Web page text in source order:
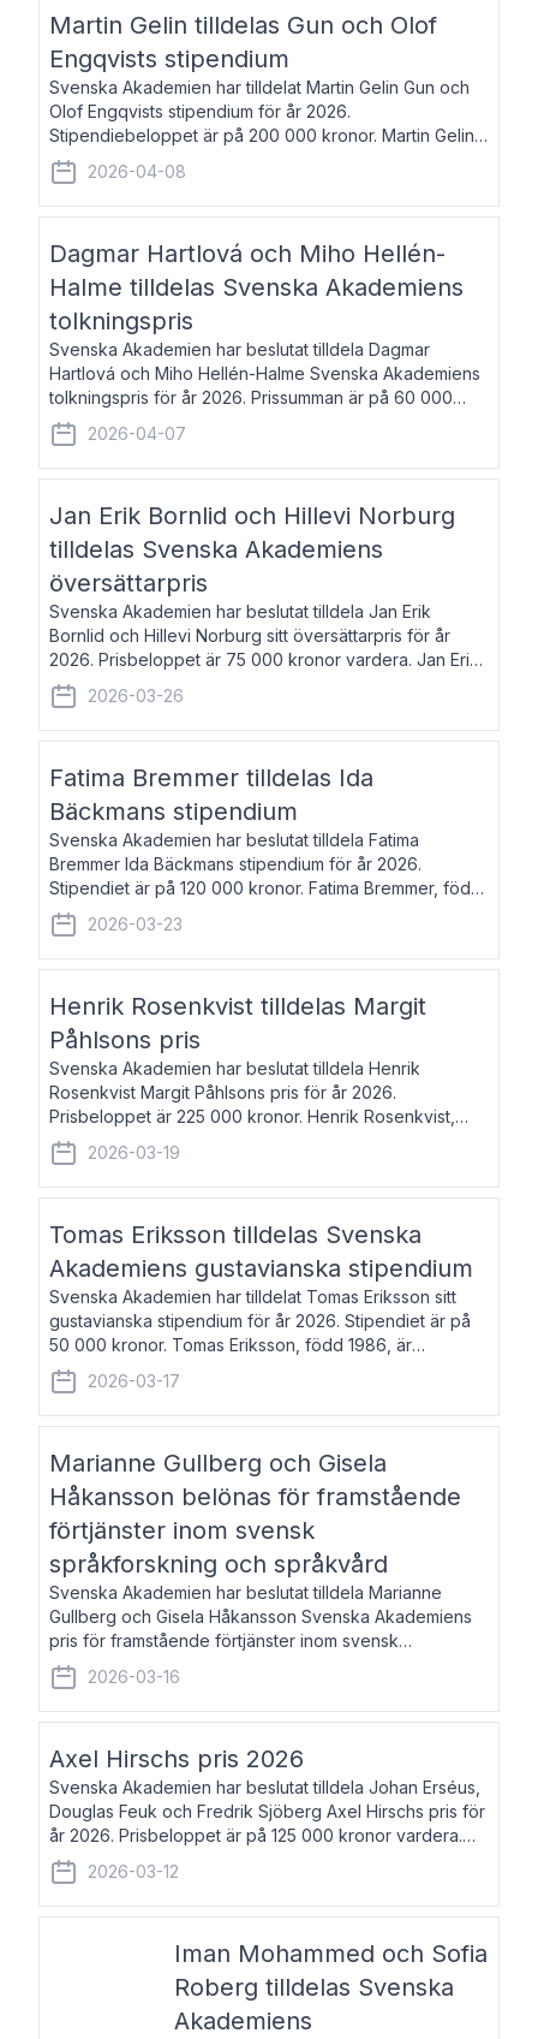
Martin Gelin tilldelas Gun och Olof
Engqvists stipendium
Svenska Akademien har tilldelat Martin Gelin Gun och
Olof Engqvists stipendium för år 2026.
Stipendiebeloppet är på 200 000 kronor. Martin Gelin,
född 1978, är journalist och författare. Han lever
numera i Paris men var under många år bosat
2026-04-08
Dagmar Hartlová och Miho Hellén-
Halme tilldelas Svenska Akademiens
tolkningspris
Svenska Akademien har beslutat tilldela Dagmar
Hartlová och Miho Hellén-Halme Svenska Akademiens
tolkningspris för år 2026. Prissumman är på 60 000
kronor var. Dagmar Hartlová, född 1951, översätter
huvudsakligen från svenska till tjeckiska
2026-04-07
Jan Erik Bornlid och Hillevi Norburg
tilldelas Svenska Akademiens
översättarpris
Svenska Akademien har beslutat tilldela Jan Erik
Bornlid och Hillevi Norburg sitt översättarpris för år
2026. Prisbeloppet är 75 000 kronor vardera. Jan Erik
Bornlid, född 1947, är översättare från tyska. Han är
främst känd för sina översät
2026-03-26
Fatima Bremmer tilldelas Ida
Bäckmans stipendium
Svenska Akademien har beslutat tilldela Fatima
Bremmer Ida Bäckmans stipendium för år 2026.
Stipendiet är på 120 000 kronor. Fatima Bremmer, född
1977, är journalist och författare. Hon utkom i fjol med
boken Ligan. Klarakvarterens blodsyst
2026-03-23
Henrik Rosenkvist tilldelas Margit
Påhlsons pris
Svenska Akademien har beslutat tilldela Henrik
Rosenkvist Margit Påhlsons pris för år 2026.
Prisbeloppet är 225 000 kronor. Henrik Rosenkvist,
född 1965, är professor i nordiska språk vid Göteborgs
universitet. Han disputerade 2004 på avhan
2026-03-19
Tomas Eriksson tilldelas Svenska
Akademiens gustavianska stipendium
Svenska Akademien har tilldelat Tomas Eriksson sitt
gustavianska stipendium för år 2026. Stipendiet är på
50 000 kronor. Tomas Eriksson, född 1986, är
projektledare inom marknadsföring och författare och
utkom i fjol med boken Syndabocken.
2026-03-17
Marianne Gullberg och Gisela
Håkansson belönas för framstående
förtjänster inom svensk
språkforskning och språkvård
Svenska Akademien har beslutat tilldela Marianne
Gullberg och Gisela Håkansson Svenska Akademiens
pris för framstående förtjänster inom svensk
språkforskning och språkvård till minne av Carl Gabriel
och Karin Forsberg för år 2026. Prissumma
2026-03-16
Axel Hirschs pris 2026
Svenska Akademien har beslutat tilldela Johan Erséus,
Douglas Feuk och Fredrik Sjöberg Axel Hirschs pris för
år 2026. Prisbeloppet är på 125 000 kronor vardera.
Johan Erséus, född 1959, är fackboksförfattare och
journalist med mångårigt för
2026-03-12
Iman Mohammed och Sofia
Roberg tilldelas Svenska
Akademiens